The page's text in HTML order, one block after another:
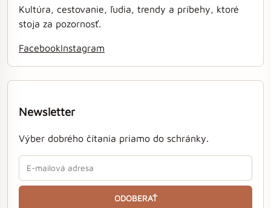
Kultúra, cestovanie, ľudia, trendy a príbehy, ktoré
stoja za pozornosť.
FacebookInstagram
Newsletter
Výber dobrého čítania priamo do schránky.
ODOBERAŤ